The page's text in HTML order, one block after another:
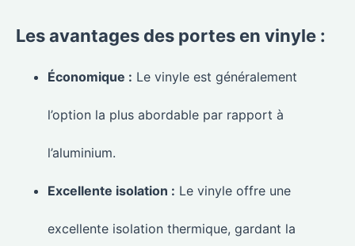
Les avantages des portes en vinyle :
Économique : Le vinyle est généralement
l’option la plus abordable par rapport à
l’aluminium.
Excellente isolation : Le vinyle offre une
excellente isolation thermique, gardant la